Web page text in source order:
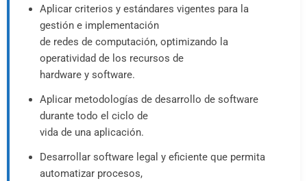
Aplicar criterios y estándares vigentes para la
gestión e implementación
de redes de computación, optimizando la
operatividad de los recursos de
hardware y software.
Aplicar metodologías de desarrollo de software
durante todo el ciclo de
vida de una aplicación.
Desarrollar software legal y eficiente que permita
automatizar procesos,